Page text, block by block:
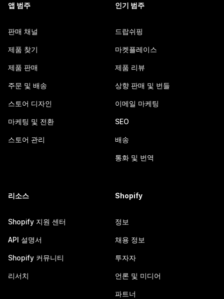
앱 범주
판매 채널
제품 찾기
제품 판매
주문 및 배송
스토어 디자인
마케팅 및 전환
스토어 관리
인기 범주
드랍쉬핑
마켓플레이스
제품 리뷰
상향 판매 및 번들
이메일 마케팅
SEO
배송
통화 및 번역
리소스
Shopify 지원 센터
API 설명서
Shopify 커뮤니티
리서치
Shopify
정보
채용 정보
투자자
언론 및 미디어
파트너